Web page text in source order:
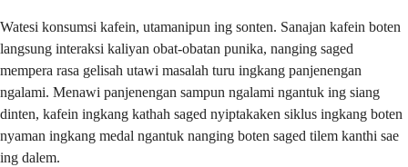
Watesi konsumsi kafein, utamanipun ing sonten. Sanajan kafein boten
langsung interaksi kaliyan obat-obatan punika, nanging saged
mempera rasa gelisah utawi masalah turu ingkang panjenengan
ngalami. Menawi panjenengan sampun ngalami ngantuk ing siang
dinten, kafein ingkang kathah saged nyiptakaken siklus ingkang boten
nyaman ingkang medal ngantuk nanging boten saged tilem kanthi sae
ing dalem.